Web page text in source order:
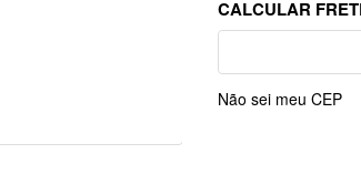
Não sei meu CEP